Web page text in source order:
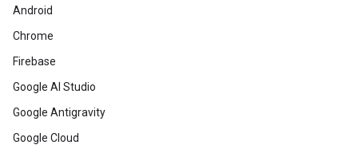
Android
Chrome
Firebase
Google AI Studio
Google Antigravity
Google Cloud